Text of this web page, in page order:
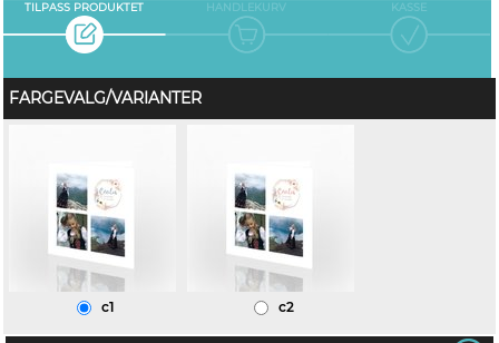
TILPASS PRODUKTET HANDLEKURV KASSE
FARGEVALG/VARIANTER
c1 c2